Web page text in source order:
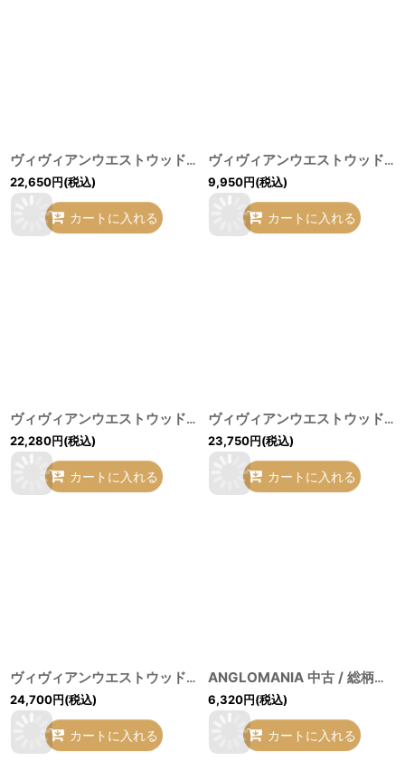
ヴィヴィアンウエストウッド 中古 / ハウスオブカード六分袖シャツ 38 ホワイト O-26-06-21-021-bl-YM-ZH
22,650円(税込)
カートに入れる
ヴィヴィアンウエストウッド MAN 中古 / オーブ刺繍シャツ 46 白 S-26-06-10-043-bl-AS-ZS
9,950円(税込)
カートに入れる
ヴィヴィアンウエストウッド 中古 / Wiggleプリントシャツ 00（ワンサイズ） 茶ｘ黒 H-26-06-07-016-bl-OD-ZH
22,280円(税込)
カートに入れる
ヴィヴィアンウエストウッド 中古 / 単色オーブ刺繍ラウンドカラーシャツ 01 ホワイト O-26-05-24-004-bl-IG-OS
23,750円(税込)
カートに入れる
ヴィヴィアンウエストウッド 中古 / フレーム サークルシャツ 00（ワンサイズ） 黒 H-26-05-24-022-bl-OD-ZH
24,700円(税込)
カートに入れる
ANGLOMANIA 中古 / 総柄シャツ 40 アカＸ緑Ｘ白 I-26-05-20-017-bl-HD-ZI
6,320円(税込)
カートに入れる